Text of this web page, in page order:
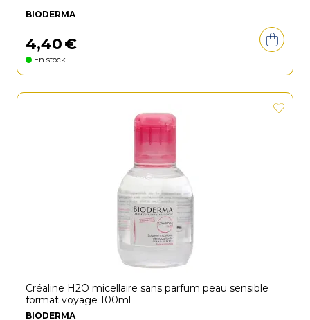
BIODERMA
4,40€
En stock
Créaline H2O micellaire sans parfum peau sensible
format voyage 100ml
BIODERMA